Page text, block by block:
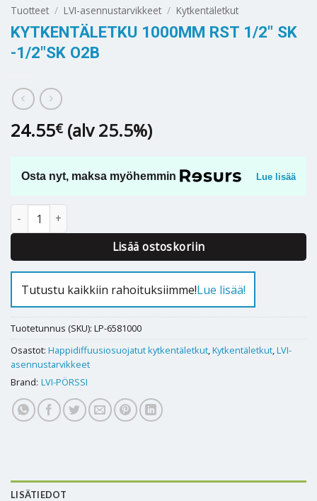
Tuotteet / LVI-asennustarvikkeet / Kytkentäletkut
KYTKENTÄLETKU 1000MM RST 1/2″ SK
-1/2″SK O2B
24.55€ (alv 25.5%)
Osta nyt, maksa myöhemmin Lue lisää
KYTKENTÄLETKU 1000mm RST 1/2" SK -1/2"SK O2B määrä
Lisää ostoskoriin
Alternative:
Tutustu kaikkiin rahoituksiimme!Lue lisää!
Tuotetunnus (SKU): LP-6581000
Osastot: Happidiffuusiosuojatut kytkentäletkut,Kytkentäletkut,LVI-
asennustarvikkeet
Brand: LVI-PÖRSSI
LISÄTIEDOT